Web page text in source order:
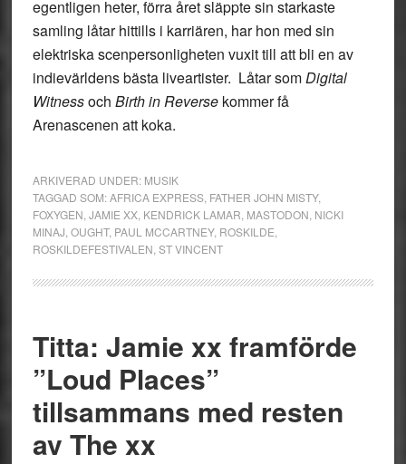
egentligen heter, förra året släppte sin starkaste
samling låtar hittills i karriären, har hon med sin
elektriska scenpersonligheten vuxit till att bli en av
indievärldens bästa liveartister. Låtar somDigital
Witnessoch Birth in Reversekommer få
Arenascenen att koka.
ARKIVERAD UNDER: MUSIK
TAGGAD SOM:AFRICA EXPRESS, FATHER JOHN MISTY,
FOXYGEN JAMIE XX, KENDRICK LAMAR MASTODON NICKI
MINAJ OUGHT, PAUL MCCARTNEY, ROSKILDE
ROSKILDEFESTIVALEN ST VINCENT
Titta: Jamie xx framförde
”Loud Places”
tillsammans med resten
av The xx